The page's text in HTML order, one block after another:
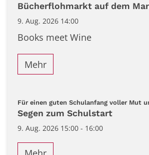
Bücherflohmarkt auf dem
9. Aug. 2026 14:00
Books meet Wine
Mehr
Für einen guten Schulanfang voller Mut
Segen zum Schulstart
9. Aug. 2026 15:00 - 16:00